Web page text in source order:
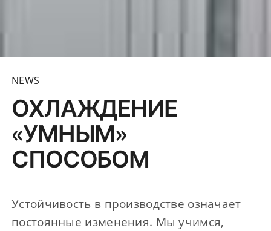
NEWS
ОХЛАЖДЕНИЕ
«УМНЫМ»
СПОСОБОМ
Устойчивость в производстве означает
постоянные изменения. Мы учимся,